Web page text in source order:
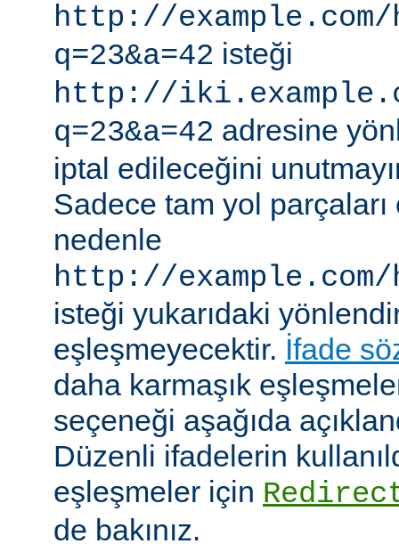
http://
q=23&a=42 isteği
http://
q=23&a=42 adresine
iptal edileceğini
Sadece tam yol
nedenle
http://
isteği yukarıdaki
eşleşmeyecektir. İfade
daha karmaşık
seçeneği aşağıda
Düzenli ifadelerin
eşleşmeler için
de bakınız.